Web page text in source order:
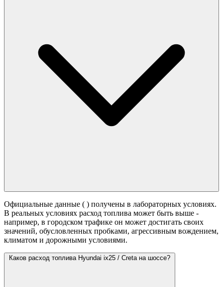
Официальные данные ( ) получены в лабораторных условиях.
В реальных условиях расход топлива может быть выше -
например, в городском трафике он может достигать своих
значений, обусловленных пробками, агрессивным вождением,
климатом и дорожными условиями.
Каков расход топлива Hyundai ix25 / Creta на шоссе?